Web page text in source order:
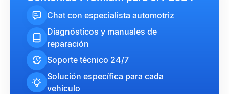
Chat con especialista automotriz
Diagnósticos y manuales de
reparación
Soporte técnico 24/7
Solución específica para cada
vehículo